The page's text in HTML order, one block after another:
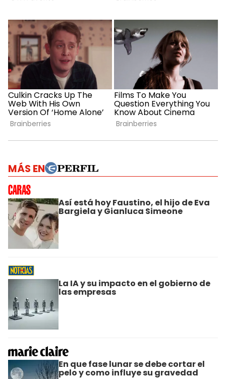
MÁS EN
Así está hoy Faustino, el hijo de Eva
Bargiela y Gianluca Simeone
La IA y su impacto en el gobierno de
las empresas
En que fase lunar se debe cortar el
pelo y como influye su gravedad